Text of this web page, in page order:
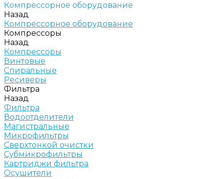
Компрессорное оборудование
Назад
Компрессорное оборудование
Компрессоры
Назад
Компрессоры
Винтовые
Спиральные
Ресиверы
Фильтра
Назад
Фильтра
Водоотделители
Магистральные
Микрофильтры
Сверхтонкой очистки
Субмикрофильтры
Картриджи фильтра
Осушители